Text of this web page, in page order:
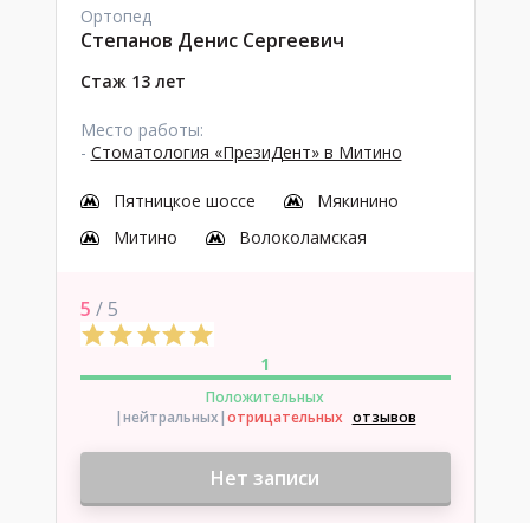
Ортопед
Степанов Денис Сергеевич
Стаж 13 лет
Место работы:
- Стоматология «ПрезиДент» в Митино
Пятницкое шоссе
Мякинино
Митино
Волоколамская
5 / 5
1
Положительных
|нейтральных|отрицательных отзывов
Нет записи